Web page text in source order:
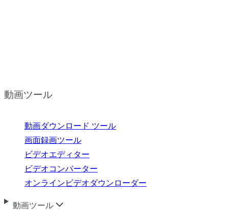
動画ツール
動画ダウンロード ツール
画面録画ツール
ビデオエディター
ビデオコンバーター
オンラインビデオダウンローダー
動画ツール